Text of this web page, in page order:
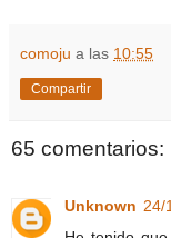
comoju a las 10:55
Compartir
65 comentarios:
Unknown 24/